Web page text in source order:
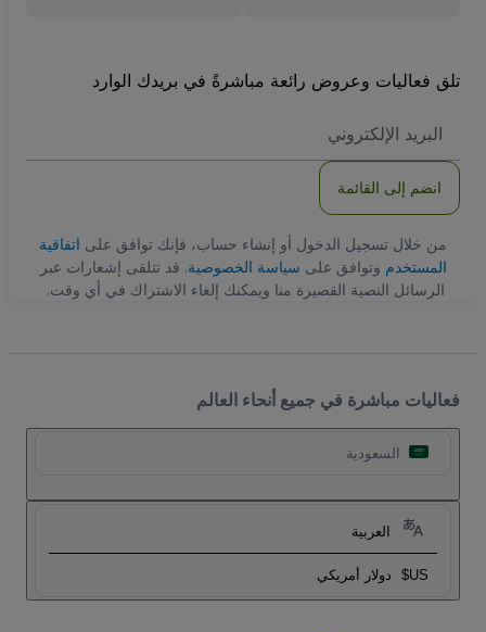
تلق فعاليات وعروض رائعة مباشرةً في بريدك الوارد
الاكتروني
انضم إلى القائمة
من خلال تسجيل الدخول أو إنشاء حساب، فإنك توافق علىاتفاقية
المستخدموتوافق علىسياسة الخصوصية. قد تتلقى إشعارات عبر
الرسائل النصية القصيرة منا ويمكنك إلغاء الاشتراك في أي وقت.
فعاليات مباشرة في جميع أنحاء العالم
السعودية
العربية
US$ دولار أمريكي